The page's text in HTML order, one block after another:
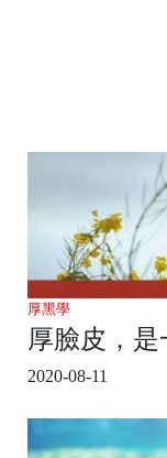
厚黑學
厚臉皮，
2020-08-11